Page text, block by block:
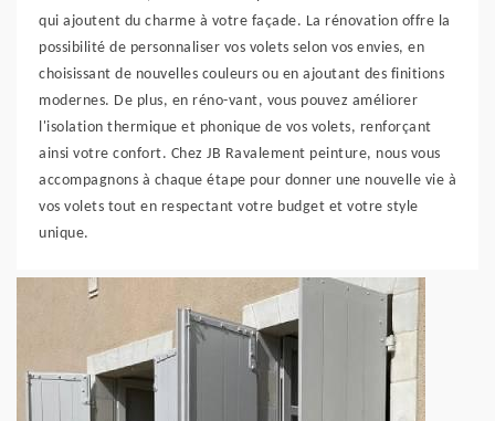
qui ajoutent du charme à votre façade. La rénovation offre la
possibilité de personnaliser vos volets selon vos envies, en
choisissant de nouvelles couleurs ou en ajoutant des finitions
modernes. De plus, en réno-vant, vous pouvez améliorer
l'isolation thermique et phonique de vos volets, renforçant
ainsi votre confort. Chez JB Ravalement peinture, nous vous
accompagnons à chaque étape pour donner une nouvelle vie à
vos volets tout en respectant votre budget et votre style
unique.